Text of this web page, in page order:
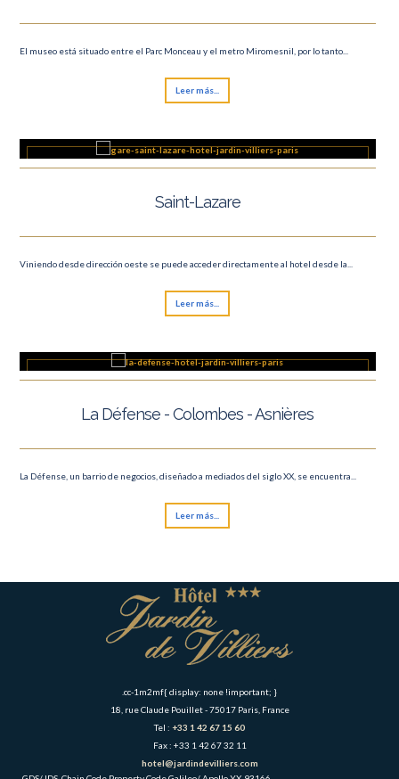
El museo está situado entre el Parc Monceau y el metro Miromesnil, por lo tanto...
Leer más...
Saint-Lazare
Viniendo desde dirección oeste se puede acceder directamente al hotel desde la...
Leer más...
La Défense - Colombes - Asnières
La Défense, un barrio de negocios, diseñado a mediados del siglo XX, se encuentra...
Leer más...
.cc-1m2mf{ display: none !important; }
18, rue Claude Pouillet - 75017 Paris, France
Tel : +33 1 42 67 15 60
Fax : +33 1 42 67 32 11
hotel@jardindevilliers.com